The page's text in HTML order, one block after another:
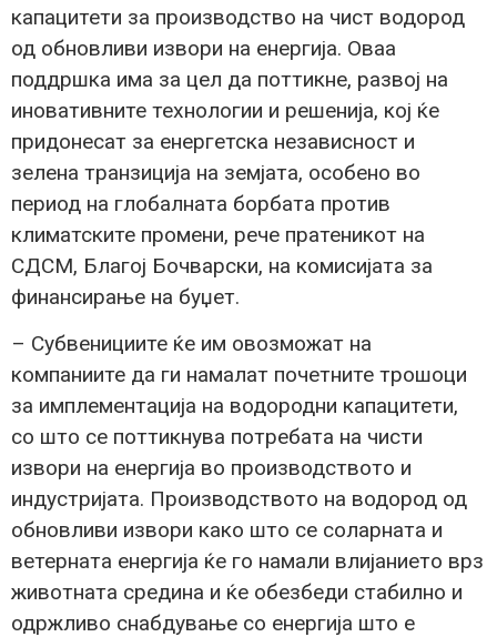
капацитети за производство на чист водород
од обновливи извори на енергија. Оваа
поддршка има за цел да поттикне, развој на
иновативните технологии и решенија, кој ќе
придонесат за енергетска независност и
зелена транзиција на земјата, особено во
период на глобалната борбата против
климатските промени, рече пратеникот на
СДСМ, Благој Бочварски, на комисијата за
финансирање на буџет.
– Субвенициите ќе им овозможат на
компаниите да ги намалат почетните трошоци
за имплементација на водородни капацитети,
со што се поттикнува потребата на чисти
извори на енергија во производството и
индустријата. Производството на водород од
обновливи извори како што се соларната и
ветерната енергија ќе го намали влијанието врз
животната средина и ќе обезбеди стабилно и
одржливо снабдување со енергија што е